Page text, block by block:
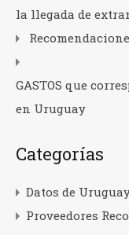
la llegada de
GASTOS que
en Uruguay
Categorías
Datos de
Proveedores